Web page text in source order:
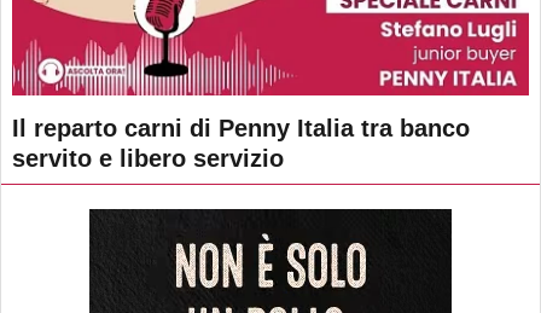
Il reparto carni di Penny Italia tra banco
servito e libero servizio